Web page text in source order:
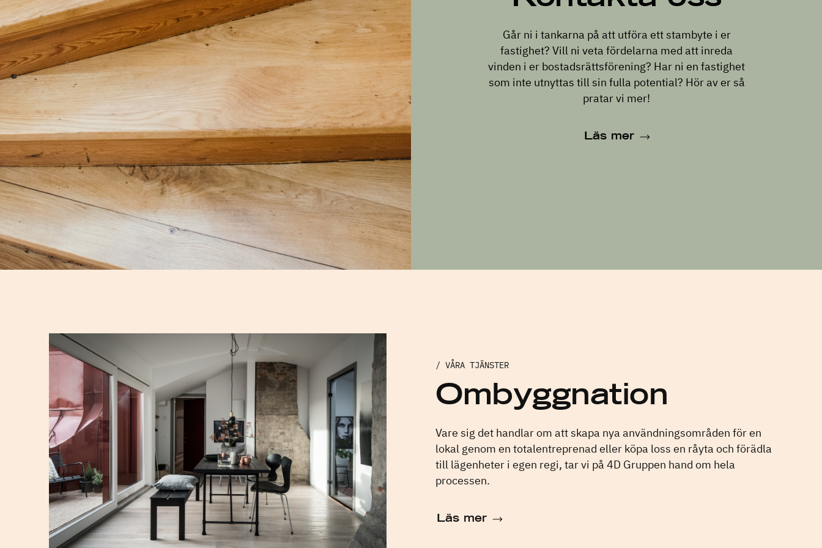
Går ni i tankarna på att utföra ett stambyte i er
fastighet? Vill ni veta fördelarna med att inreda
vinden i er bostadsrättsförening? Har ni en fastighet
som inte utnyttas till sin fulla potential? Hör av er så
pratar vi mer!
Läs mer
/ VÅRA TJÄNSTER
Ombyggnation
Vare sig det handlar om att skapa nya användningsområden för en
lokal genom en totalentreprenad eller köpa loss en råyta och förädla
till lägenheter i egen regi, tar vi på 4D Gruppen hand om hela
processen.
Läs mer